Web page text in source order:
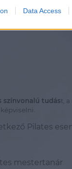
Data Access
Péter út 142.
színvonalú tudást,
Pilates
mestertanár